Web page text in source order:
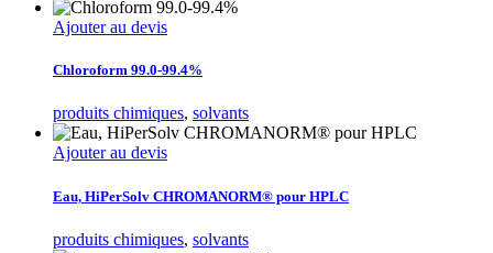
Ajouter au devis
Chloroform 99.0-99.4%
produits chimiques, solvants
Ajouter au devis
Eau, HiPerSolv CHROMANORM® pour HPLC
produits chimiques, solvants